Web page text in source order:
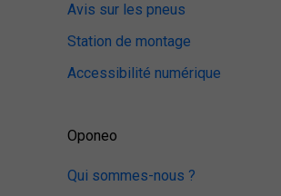
Avis sur les pneus
Station de montage
Accessibilité numérique
Oponeo
Qui sommes-nous ?